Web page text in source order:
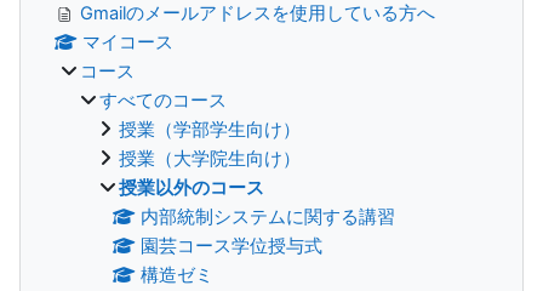
Gmailのメールアドレスを使用している方へ
マイコース
コース
すべてのコース
授業（学部学生向け）
授業（大学院生向け）
授業以外のコース
内部統制システムに関する講習
園芸コース学位授与式
構造ゼミ